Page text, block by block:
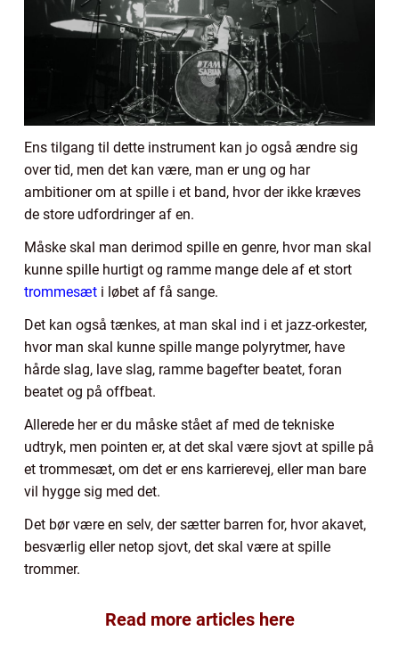
Ens tilgang til dette instrument kan jo også ændre sig
over tid, men det kan være, man er ung og har
ambitioner om at spille i et band, hvor der ikke kræves
de store udfordringer af en.
Måske skal man derimod spille en genre, hvor man skal
kunne spille hurtigt og ramme mange dele af et stort
trommesæt i løbet af få sange.
Det kan også tænkes, at man skal ind i et jazz-orkester,
hvor man skal kunne spille mange polyrytmer, have
hårde slag, lave slag, ramme bagefter beatet, foran
beatet og på offbeat.
Allerede her er du måske stået af med de tekniske
udtryk, men pointen er, at det skal være sjovt at spille på
et trommesæt, om det er ens karrierevej, eller man bare
vil hygge sig med det.
Det bør være en selv, der sætter barren for, hvor akavet,
besværlig eller netop sjovt, det skal være at spille
trommer.
Read more articles here